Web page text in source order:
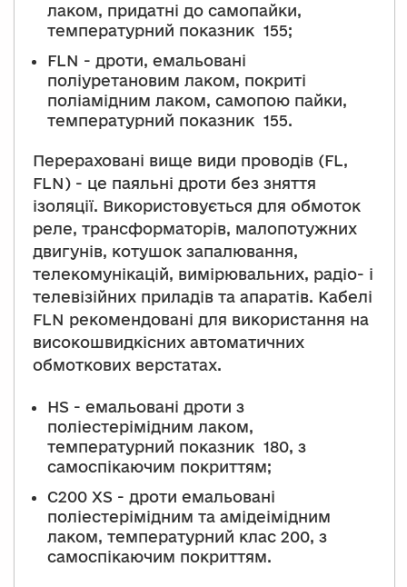
лаком, придатні до самопайки,
температурний показник 155;
FLN - дроти, емальовані
поліуретановим лаком, покриті
поліамідним лаком, самопою пайки,
температурний показник 155.
Перераховані вище види проводів (FL,
FLN) - це паяльні дроти без зняття
ізоляції. Використовується для обмоток
реле, трансформаторів, малопотужних
двигунів, котушок запалювання,
телекомунікацій, вимірювальних, радіо- і
телевізійних приладів та апаратів. Кабелі
FLN рекомендовані для використання на
високошвидкісних автоматичних
обмоткових верстатах.
HS - емальовані дроти з
поліестерімідним лаком,
температурний показник 180, з
самоспікаючим покриттям;
C200 XS - дроти емальовані
поліестерімідним та амідеімідним
лаком, температурний клас 200, з
самоспікаючим покриттям.